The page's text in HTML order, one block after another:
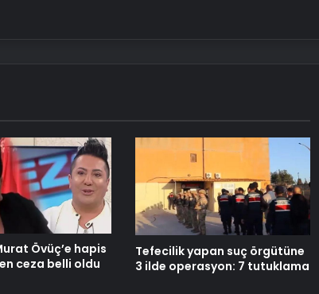
Övüç’e hapis
ceza belli oldu
Tefecilik yapan suç örgütüne
3 ilde operasyon: 7 tutuklama